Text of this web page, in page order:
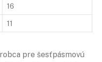
16
11
pre šesťpásmovú